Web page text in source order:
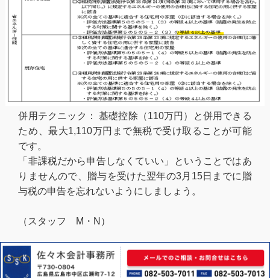
併用テクニック： 基礎控除（110万円）と併用できる
ため、最大1,110万円まで無税で受け取ることが可能
です。
「非課税だから申告しなくていい」ということではあ
りませんので、贈与を受けた翌年の3月15日までに贈
与税の申告を忘れないようにしましょう。
（スタッフ M・N）